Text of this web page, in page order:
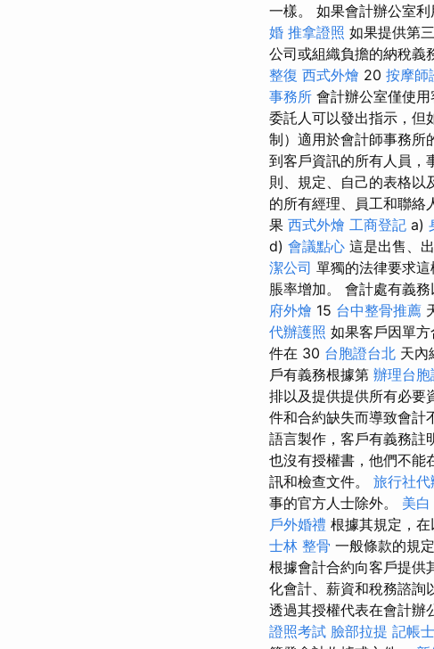
一樣。 如果會計辦公室
婚 推拿證照 如果提供第
公司或組織負擔的納稅義
整復 西式外燴 20 按摩師
事務所 會計辦公室僅使
委託人可以發出指示，但
制）適用於會計師事務所
到客戶資訊的所有人員，
則、規定、自己的表格以
的所有經理、員工和聯絡
果 西式外燴 工商登記 a)
d) 會議點心 這是出售、
潔公司 單獨的法律要求
脹率增加。 會計處有義
府外燴 15 台中整骨推薦
代辦護照 如果客戶因單
件在 30 台胞證台北 天內
戶有義務根據第 辦理台胞
排以及提供提供所有必要
件和合約缺失而導致會計
語言製作，客戶有義務註
也沒有授權書，他們不能
訊和檢查文件。 旅行社代
事的官方人士除外。 美白
戶外婚禮 根據其規定，
士林 整骨 一般條款的規
根據會計合約向客戶提供
化會計、薪資和稅務諮詢
透過其授權代表在會計辦
證照考試 臉部拉提 記帳士